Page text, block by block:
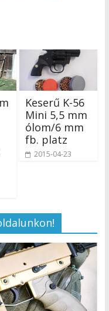
Keserű K-56
Mini 5,5 mm
ólom/6 mm
fb. platz
2015-04-23